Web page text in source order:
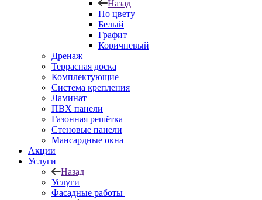
Назад
По цвету
Белый
Графит
Коричневый
Дренаж
Террасная доска
Комплектующие
Система крепления
Ламинат
ПВХ панели
Газонная решётка
Стеновые панели
Мансардные окна
Акции
Услуги
Назад
Услуги
Фасадные работы